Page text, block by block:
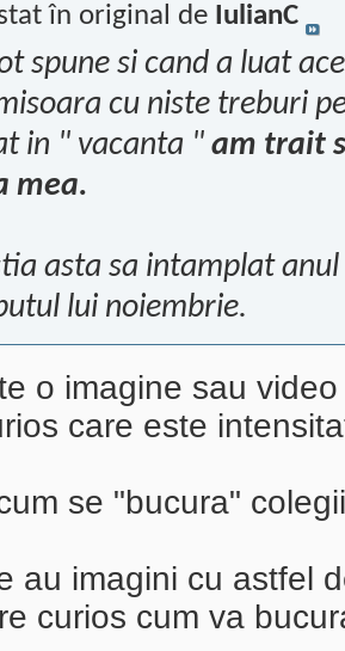
în original de IulianC
spune si cand a luat
cu niste treburi
in " vacanta " am trait
mea.
asta sa intamplat
lui noiembrie.
o imagine sau
care este
se "bucura"
au imagini cu astfel
curios cum va